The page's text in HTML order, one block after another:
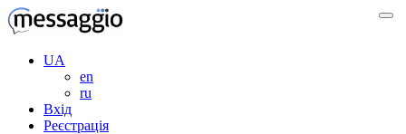
UA
en
ru
Вхід
Реєстрація